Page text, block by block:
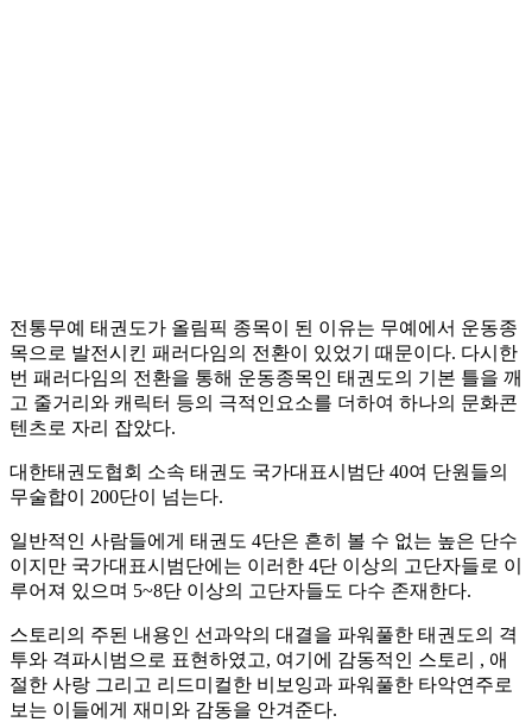
전통무예 태권도가 올림픽 종목이 된 이유는 무예에서 운동종
목으로 발전시킨 패러다임의 전환이 있었기 때문이다. 다시한
번 패러다임의 전환을 통해 운동종목인 태권도의 기본 틀을 깨
고 줄거리와 캐릭터 등의 극적인요소를 더하여 하나의 문화콘
텐츠로 자리 잡았다.
대한태권도협회 소속 태권도 국가대표시범단 40여 단원들의
무술합이 200단이 넘는다.
일반적인 사람들에게 태권도 4단은 흔히 볼 수 없는 높은 단수
이지만 국가대표시범단에는 이러한 4단 이상의 고단자들로 이
루어져 있으며 5~8단 이상의 고단자들도 다수 존재한다.
스토리의 주된 내용인 선과악의 대결을 파워풀한 태권도의 격
투와 격파시범으로 표현하였고, 여기에 감동적인 스토리 , 애
절한 사랑 그리고 리드미컬한 비보잉과 파워풀한 타악연주로
보는 이들에게 재미와 감동을 안겨준다.